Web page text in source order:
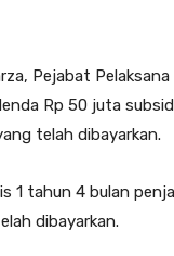
Pejabat
Rp 50 juta
telah dibayarkan.
1 tahun 4 bulan
dibayarkan.